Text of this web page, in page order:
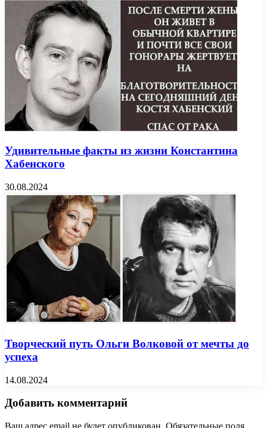
Удивительные факты из жизни Константина
Хабенского
30.08.2024
Творческий путь Ольги Волковой от мечты до
успеха
14.08.2024
Добавить комментарий
Ваш адрес email не будет опубликован. Обязательные поля